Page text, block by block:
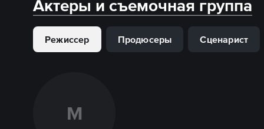
Актеры и съемочная группа
Режиссер Продюсеры Сценарист
М